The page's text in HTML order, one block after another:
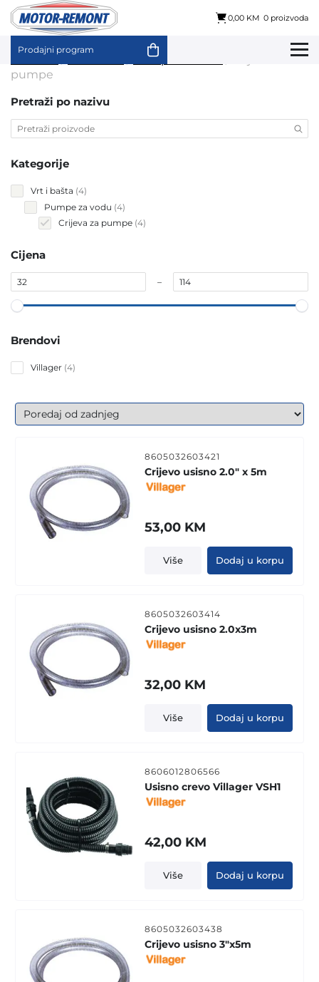
content
0,00 KM 0 proizvoda
Prodajni program
Početna Vrt i bašta Pumpe za vodu
pumpe
Pretraži po nazivu
Kategorije
Vrt i bašta 44
Pumpe za vodu 44
products
Crijeva za pumpe 44
Cijena
–
Brendovi
Villager 44
8605032603421
Crijevo usisno 2.0" x 5m
53,00 KM
Više Dodaj u korpu
8605032603414
Crijevo usisno 2.0x3m
32,00 KM
Više Dodaj u korpu
8606012806566
Usisno crevo Villager VSH1
42,00 KM
Više Dodaj u korpu
8605032603438
Crijevo usisno 3"x5m